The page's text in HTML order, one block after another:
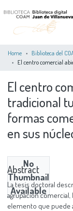
Home Biblioteca del
El centro
tradicional
formas
en sus
No
Thumbnail
Available
Abstract
La tesis doctoral
agrupación
elemento que puede